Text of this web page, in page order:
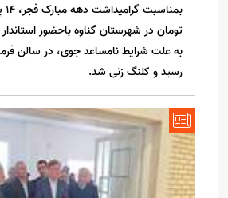
تومان در شهرستان گناوه باحضور
به علت شرایط نامساعد جوی، در سالن
رسید و کلنگ زنی شد.